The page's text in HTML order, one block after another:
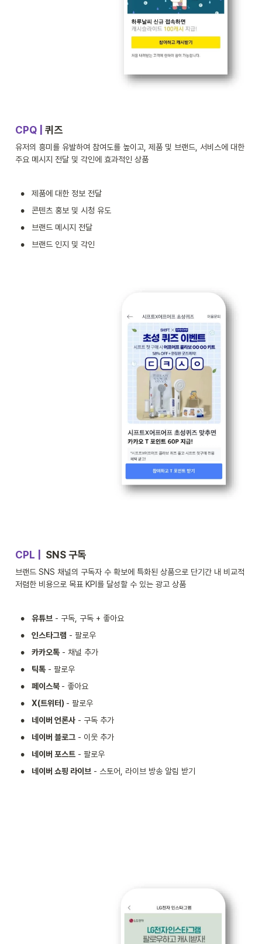
CPQ | 퀴즈
유저의 흥미를 유발하여 참여도를 높이고, 제품 및 브랜드, 서비스에 대한
주요 메시지 전달 및 각인에 효과적인 상품
• 제품에 대한 정보 전달
• 콘텐츠 홍보 및 시청 유도
• 브랜드 메시지 전달
• 브랜드 인지 및 각인
CPL | SNS 구독
브랜드 SNS 채널의 구독자 수 확보에 특화된 상품으로 단기간 내 비교적
저렴한 비용으로 목표 KPI를 달성할 수 있는 광고 상품
• 유튜브 - 구독, 구독 + 좋아요
• 인스타그램 - 팔로우
• 카카오톡 - 채널 추가
• 틱톡 - 팔로우
• 페이스북 - 좋아요
• X(트위터) - 팔로우
• 네이버 언론사 - 구독 추가
• 네이버 블로그 - 이웃 추가
• 네이버 포스트 - 팔로우
• 네이버 쇼핑 라이브 - 스토어, 라이브 방송 알림 받기